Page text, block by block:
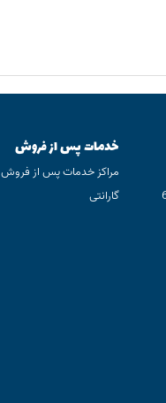
خدمات پس از فروش
مراکز خدمات پس از فروش
گارانتی